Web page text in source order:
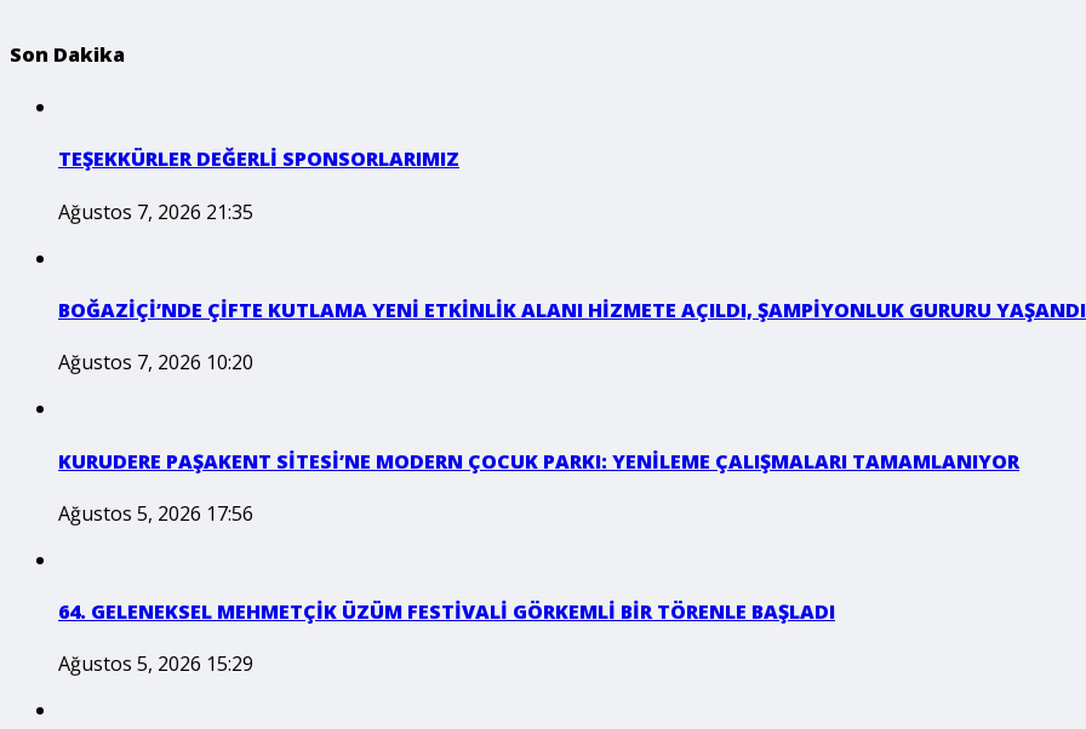
Son Dakika
TEŞEKKÜRLER DEĞERLİ SPONSORLARIMIZ
Ağustos 7, 2026 21:35
BOĞAZİÇİ’NDE ÇİFTE KUTLAMA YENİ ETKİNLİK ALANI HİZMETE AÇILDI, ŞAMPİYONLUK GURURU
Ağustos 7, 2026 10:20
KURUDERE PAŞAKENT SİTESİ’NE MODERN ÇOCUK PARKI: YENİLEME ÇALIŞMALARI TAMAMLANIYOR
Ağustos 5, 2026 17:56
64. GELENEKSEL MEHMETÇİK ÜZÜM FESTİVALİ GÖRKEMLİ BİR TÖRENLE BAŞLADI
Ağustos 5, 2026 15:29